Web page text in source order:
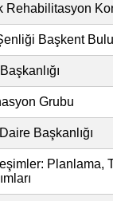
Rehabilitasyon
Başkent
Grubu
Başkanlığı
Planlama,